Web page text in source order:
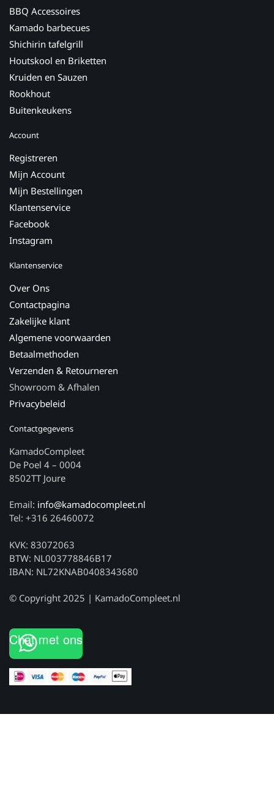
BBQ Accessoires
Kamado barbecues
Shichirin tafelgrill
Houtskool en Briketten
Kruiden en Sauzen
Rookhout
Buitenkeukens
Account
Registreren
Mijn Account
Mijn Bestellingen
Klantenservice
Facebook
Instagram
Klantenservice
Over Ons
Contactpagina
Zakelijke klant
Algemene voorwaarden
Betaalmethoden
Verzenden & Retourneren
Showroom & Afhalen
Privacybeleid
Contactgegevens
KamadoCompleet
De Poel 4 – 0004
8502TT Joure
Email: info@kamadocompleet.nl
Tel: +316 26460072
KVK: 83072063
BTW: NL003778846B17
IBAN: NL72KNAB0408343680
© Copyright 2025 | KamadoCompleet.nl
Chat met ons